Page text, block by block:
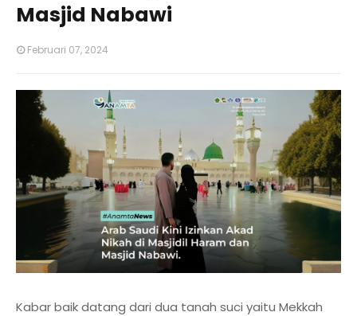
Masjid Nabawi
Februari 07, 2024
Kabar baik datang dari dua tanah suci yaitu Mekkah